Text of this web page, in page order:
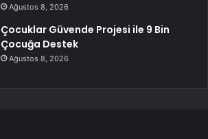
Ağustos 8, 2026
Çocuklar Güvende Projesi ile 9 Bin
Çocuğa Destek
Ağustos 8, 2026